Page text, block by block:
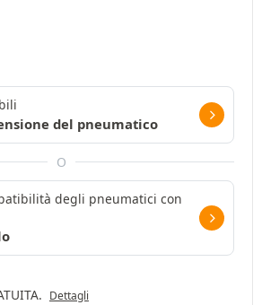
del pneumatico
O
degli pneumatici con
Dettagli